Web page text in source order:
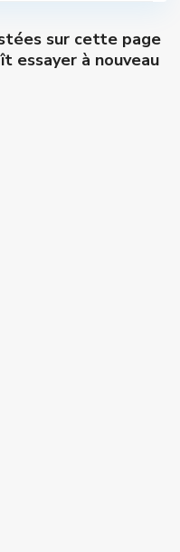
sur cette page
essayer à nouveau